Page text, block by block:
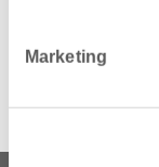
Marketing